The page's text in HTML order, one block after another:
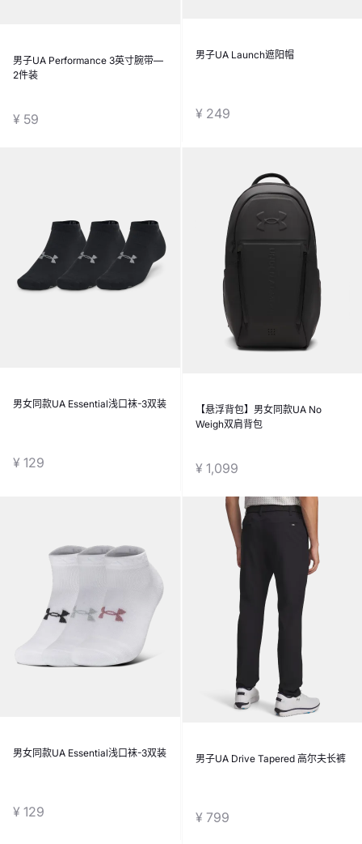
男子UA Performance 3英寸腕带—
2件装
¥ 59
男子UA Launch遮阳帽
¥ 249
男女同款UA Essential浅口袜-3双装
¥ 129
【悬浮背包】男女同款UA No
Weigh双肩背包
¥ 1,099
男女同款UA Essential浅口袜-3双装
¥ 129
男子UA Drive Tapered 高尔夫长裤
¥ 799